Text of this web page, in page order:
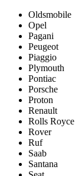
Oldsmobile
Opel
Pagani
Peugeot
Piaggio
Plymouth
Pontiac
Porsche
Proton
Renault
Rolls Royce
Rover
Ruf
Saab
Santana